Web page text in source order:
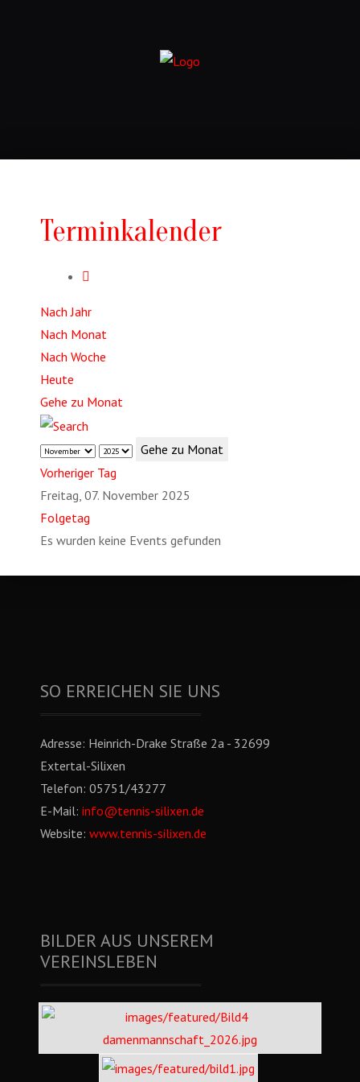
Terminkalender
Nach Jahr
Nach Monat
Nach Woche
Heute
Gehe zu Monat
Gehe zu Monat
Vorheriger Tag
Freitag, 07. November 2025
Folgetag
Es wurden keine Events gefunden
SO ERREICHEN SIE UNS
Adresse: Heinrich-Drake Straße 2a - 32699
Extertal-Silixen
Telefon: 05751/43277
E-Mail: info@tennis-silixen.de
Website: www.tennis-silixen.de
BILDER AUS UNSEREM
VEREINSLEBEN